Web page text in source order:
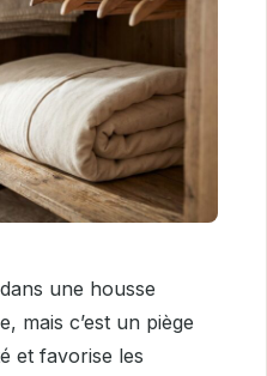
une housse
mais c’est un piège
et favorise les